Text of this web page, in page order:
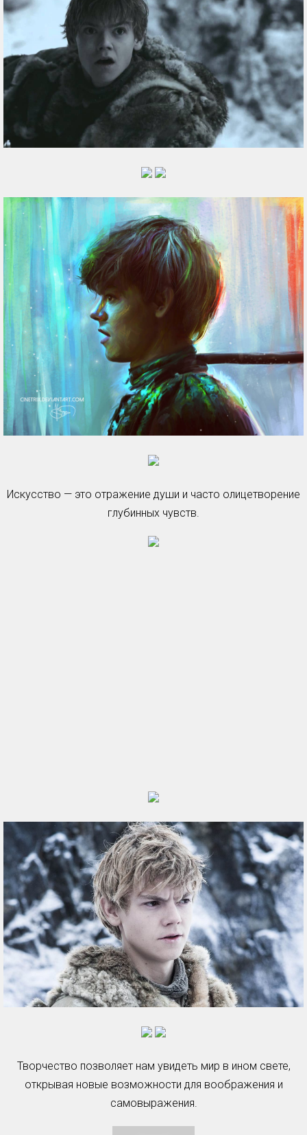
Искусство — это отражение души и часто олицетворение
глубинных чувств.
Творчество позволяет нам увидеть мир в ином свете,
открывая новые возможности для воображения и
самовыражения.